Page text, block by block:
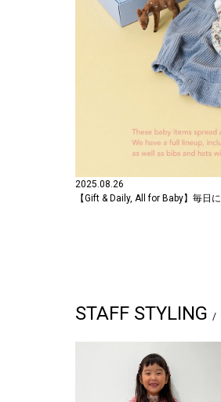
2025.08.26
【Gift & Daily, All for Baby】毎日
STAFF STYLING